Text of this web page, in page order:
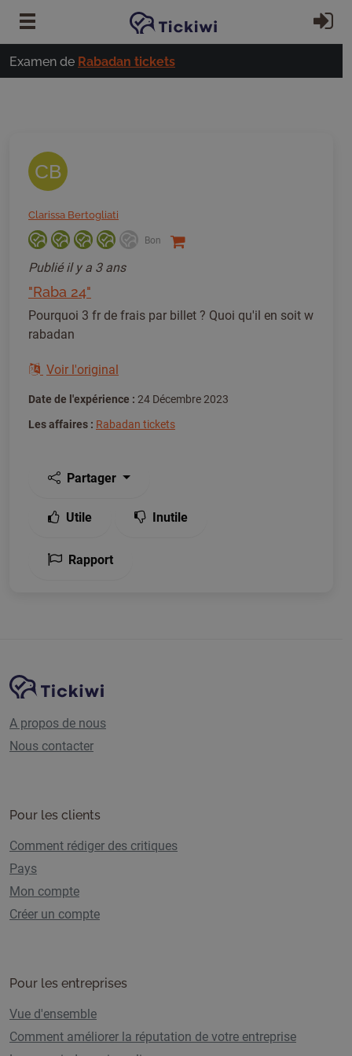
Passer au contenu principal
Examen de Rabadan tickets
CB
Clarissa Bertogliati
Bon
Publiéil y a 3 ans
"Raba 24"
Pourquoi 3 fr de frais par billet ? Quoi qu'il en soit w
rabadan
Voir l'original
Date de l'expérience : 24 Décembre 2023
Les affaires : Rabadan tickets
Partager
Utile Inutile
Rapport
Navigation du sitePlate-forme Tickiwi
A propos de nous
Nous contacter
Pour les clients
Comment rédiger des critiques
Pays
Mon compte
Créer un compte
Pour les entreprises
Vue d'ensemble
Comment améliorer la réputation de votre entreprise